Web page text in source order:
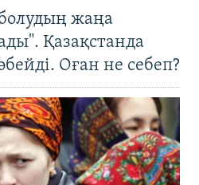
жаңа
Қазақстанда
Оған не себеп?